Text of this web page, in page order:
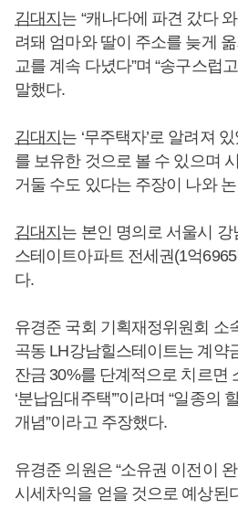
김대지는 “캐나다에 파견 갔다
려돼 엄마와 딸이 주소를 늦게
교를 계속 다녔다”며 “송구스럽
말했다.
김대지는 ‘무주택자’로 알려져
를 보유한 것으로 볼 수 있으며
거둘 수도 있다는 주장이 나와
김대지는 본인 명의로 서울시
스테이트아파트 전세권(1억
다.
유경준 국회 기획재정위원회 소
곡동 LH강남힐스테이트는 계약
잔금 30%를 단계적으로 치르면
‘분납임대주택’”이라며 “일종의
개념”이라고 주장했다.
유경준 의원은 “소유권 이전이
시세차익을 얻을 것으로 예상된